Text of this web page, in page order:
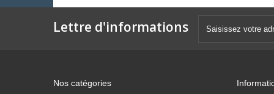
Lettre d'informations
Nos catégories